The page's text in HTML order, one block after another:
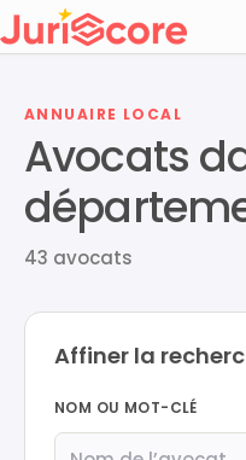
ANNUAIRE LOCAL
Avocats
43 avocats
Affiner la
NOM OU MOT-CLÉ